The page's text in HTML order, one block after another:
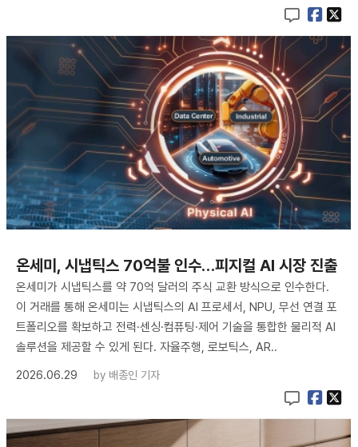
온세미, 시냅틱스 70억불 인수…피지컬 AI 시장 진출
온세미가 시냅틱스를 약 70억 달러의 주식 교환 방식으로 인수한다.
이 거래를 통해 온세미는 시냅틱스의 AI 프로세서, NPU, 무선 연결 포
트폴리오를 확보하고 전력·센싱·컴퓨팅·제어 기술을 통합한 물리적 AI
솔루션을 제공할 수 있게 된다. 자율주행, 로보틱스, AR..
2026.06.29
by 배종인 기자